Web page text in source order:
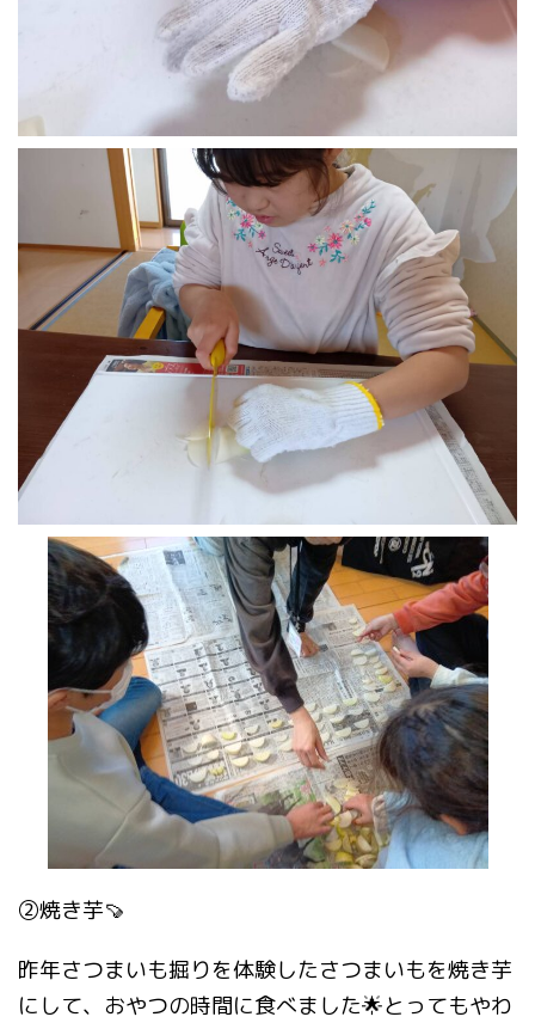
②焼き芋🍠
昨年さつまいも掘りを体験したさつまいもを焼き芋
にして、おやつの時間に食べました🌟とってもやわ